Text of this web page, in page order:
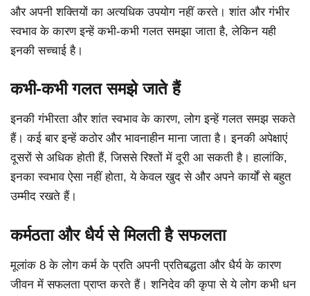
और अपनी शक्तियों का अत्यधिक उपयोग नहीं करते। शांत और गंभीर
स्वभाव के कारण इन्हें कभी-कभी गलत समझा जाता है, लेकिन यही
इनकी सच्चाई है।
कभी-कभी गलत समझे जाते हैं
इनकी गंभीरता और शांत स्वभाव के कारण, लोग इन्हें गलत समझ सकते
हैं। कई बार इन्हें कठोर और भावनाहीन माना जाता है। इनकी अपेक्षाएं
दूसरों से अधिक होती हैं, जिससे रिश्तों में दूरी आ सकती है। हालांकि,
इनका स्वभाव ऐसा नहीं होता, ये केवल खुद से और अपने कार्यों से बहुत
उम्मीद रखते हैं।
कर्मठता और धैर्य से मिलती है सफलता
मूलांक 8 के लोग कर्म के प्रति अपनी प्रतिबद्धता और धैर्य के कारण
जीवन में सफलता प्राप्त करते हैं। शनिदेव की कृपा से ये लोग कभी धन